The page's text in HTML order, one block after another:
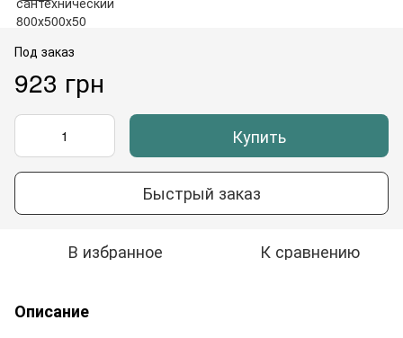
Под заказ
923 грн
Купить
Быстрый заказ
В избранное К сравнению
Описание